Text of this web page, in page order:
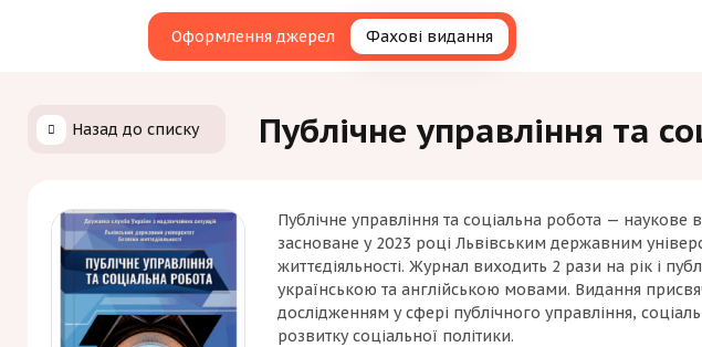
Оформлення джерел Фахові видання
Назад до списку Публічне управління та
Публічне управління та соціальна робота — наукове
засноване у 2023 році Львівським державним
життєдіяльності. Журнал виходить 2 рази на рік і
українською та англійською мовами. Видання
дослідженням у сфері публічного управління,
розвитку соціальної політики.